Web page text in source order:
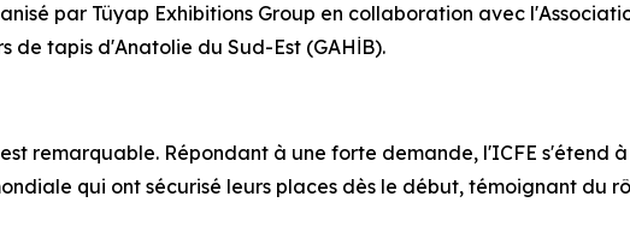
par Tüyap Exhibitions Group en collaboration avec
de tapis d'Anatolie du Sud-Est (GAHİB).
remarquable. Répondant à une forte demande, l'ICFE s'étend
qui ont sécurisé leurs places dès le début, témoignant du